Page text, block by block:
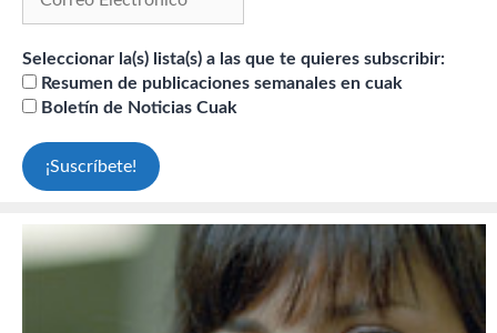
Seleccionar la(s) lista(s) a las que te quieres subscribir:
Resumen de publicaciones semanales en cuak
Boletín de Noticias Cuak